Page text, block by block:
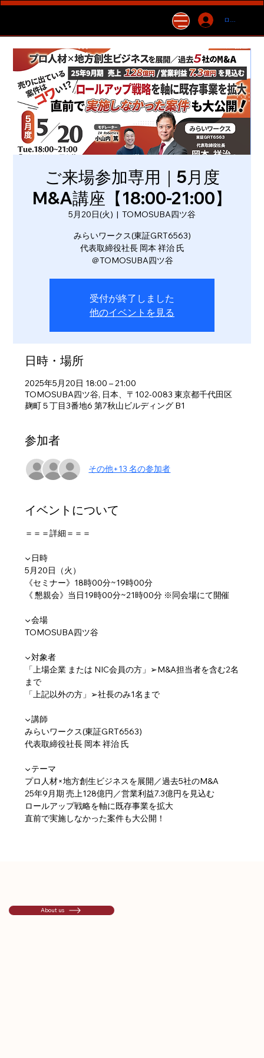
ログイン
ご来場参加専用｜5月度
M&A講座【18:00-21:00】
5月20日(火)
  |
TOMOSUBA四ツ谷
みらいワークス(東証GRT6563)
代表取締役社長 岡本 祥治 氏
＠TOMOSUBA四ツ谷
受付が終了しました
他のイベントを見る
日時・場所
2025年5月20日 18:00 – 21:00
TOMOSUBA四ツ谷, 日本、〒102-0083 東京都千代田区
麹町５丁目3番地6 第7秋山ビルディング B1
参加者
その他+13 名の参加者
イベントについて
＝＝＝詳細＝＝＝
▼日時
5月20日（火）
《セミナー》18時00分~19時00分
《 懇親会》当日19時00分~21時00分 ※同会場にて開催
▼会場
TOMOSUBA四ツ谷
▼対象者
「上場企業 または NIC会員の方」➢M&A担当者を含む2名
まで
「上記以外の方」➢社長のみ1名まで
▼講師
みらいワークス(東証GRT6563)
代表取締役社長 岡本 祥治 氏
▼テーマ
プロ人材×地方創生ビジネスを展開／過去5社のM&A
25年9月期 売上128億円／営業利益7.3億円を見込む
ロールアップ戦略を軸に既存事業を拡大
直前で実施しなかった案件も大公開！
About us